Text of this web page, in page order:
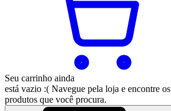
Seu carrinho ainda
está vazio :( Navegue pela loja e encontre os
produtos que você procura.